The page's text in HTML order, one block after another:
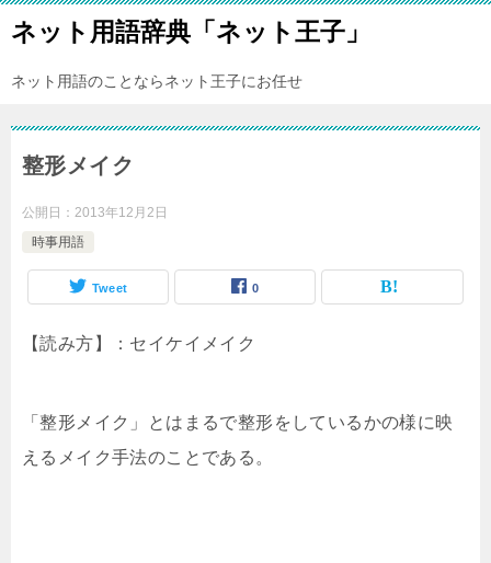
ネット用語辞典「ネット王子」
ネット用語のことならネット王子にお任せ
整形メイク
公開日： 2013年12月2日
時事用語
Tweet 0
【読み方】：セイケイメイク
「整形メイク」とはまるで整形をしているかの様に映
えるメイク手法のことである。